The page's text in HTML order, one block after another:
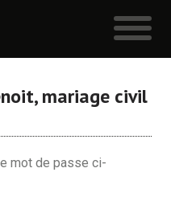
mariage civil
mot de passe ci-